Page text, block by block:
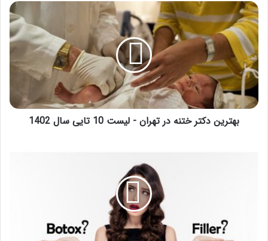
بهترین
دکتر
ختنه
در
تهران
-
لیست
10
تایی
بهترین دکتر ختنه در تهران - لیست 10 تایی سال 1402